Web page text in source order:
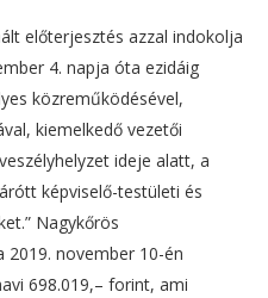
előterjesztés azzal indokolja
4. napja óta ezidáig
közreműködésével,
kiemelkedő vezetői
ideje alatt, a
képviselő-testületi és
Nagykőrös
2019. november 10-én
698.019,– forint, ami